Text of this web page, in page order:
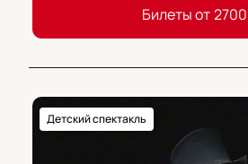
Билеты от 2700
Детский спектакль